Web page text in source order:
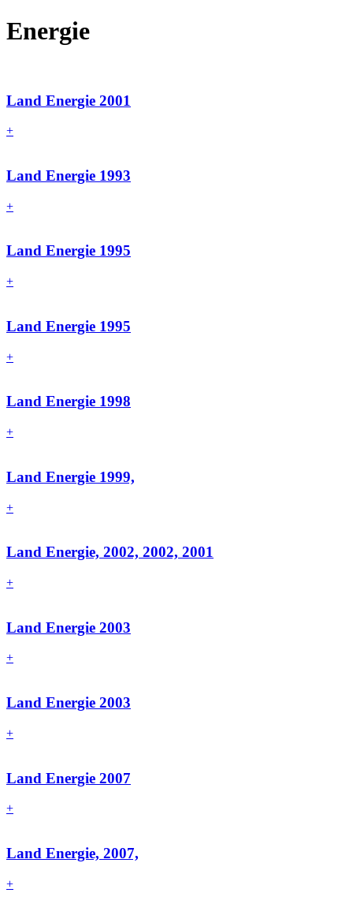
Energie
Land Energie 2001
+
Land Energie 1993
+
Land Energie 1995
+
Land Energie 1995
+
Land Energie 1998
+
Land Energie 1999,
+
Land Energie, 2002, 2002, 2001
+
Land Energie 2003
+
Land Energie 2003
+
Land Energie 2007
+
Land Energie, 2007,
+